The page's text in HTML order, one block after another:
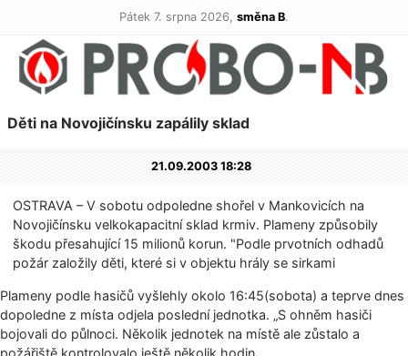
Pátek 7. srpna 2026, směna B.
Děti na Novojičínsku zapálily sklad
21.09.2003 18:28
OSTRAVA – V sobotu odpoledne shořel v Mankovicích na
Novojičínsku velkokapacitní sklad krmiv. Plameny způsobily
škodu přesahující 15 milionů korun. "Podle prvotních odhadů
požár založily děti, které si v objektu hrály se sirkami
Plameny podle hasičů vyšlehly okolo 16:45(sobota) a teprve dnes
dopoledne z místa odjela poslední jednotka. „S ohněm hasiči
bojovali do půlnoci. Několik jednotek na místě ale zůstalo a
požářiště kontrolovalo ještě několik hodin.